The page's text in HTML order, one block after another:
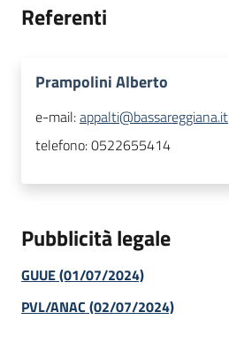
Referenti
Prampolini Alberto
e-mail:appalti@bassareggiana.it
telefono:0522655414
Pubblicità legale
GUUE (01/07/2024)
PVL/ANAC (02/07/2024)